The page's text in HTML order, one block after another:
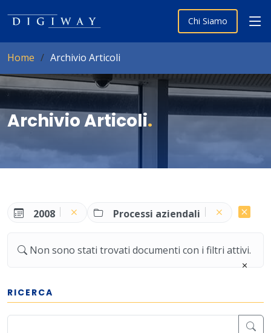
Chi Siamo
Home Archivio Articoli
Archivio Articoli.
2008 Processi aziendali
Non sono stati trovati documenti con i filtri attivi.
RICERCA